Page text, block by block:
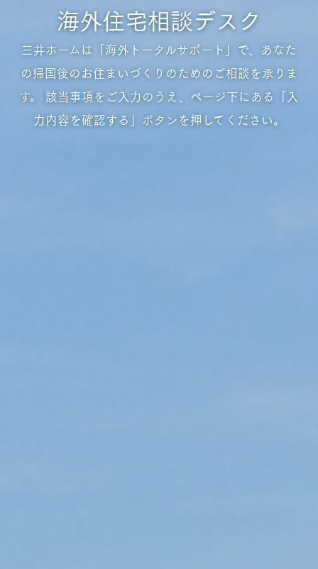
海外住宅相談デスク
三井ホームは「海外トータルサポート」で、あなた
の帰国後のお住まいづくりのためのご相談を承りま
す。
該当事項をご入力のうえ、ページ下にある「入
力内容を確認する」ボタンを押してください。